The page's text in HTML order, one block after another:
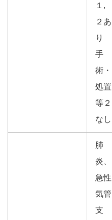
１,
２あ
り
手
術・
処置
等２
なし
肺
炎、
急性
気管
支